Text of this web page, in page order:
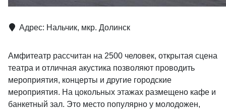
Адрес: Нальчик, мкр. Долинск
Амфитеатр рассчитан на 2500 человек, открытая сцена
театра и отличная акустика позволяют проводить
мероприятия, концерты и другие городские
мероприятия. На цокольных этажах размещено кафе и
банкетный зал. Это место популярно у молодожен,